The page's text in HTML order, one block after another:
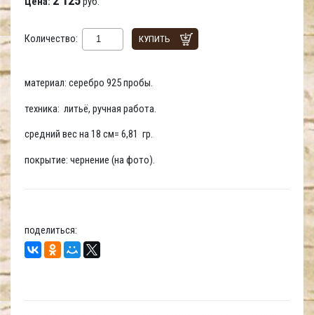
Количество: КУПИТЬ
материал: серебро 925 пробы.
техника: литьё, ручная работа.
средний вес на 18 см= 6,81 гр.
покрытие: чернение (на фото).
поделиться: